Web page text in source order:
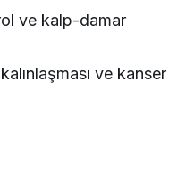
ve kalp-damar
ve kanser